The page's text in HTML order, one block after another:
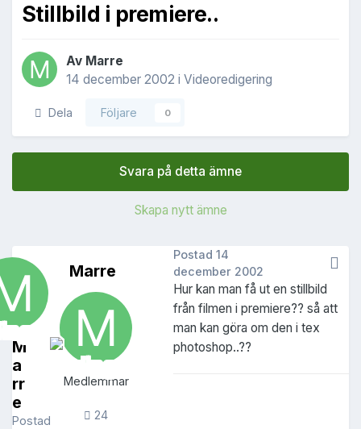
Stillbild i premiere..
Av Marre
14 december 2002 i Videoredigering
Dela Följare 0
Svara på detta ämne
Skapa nytt ämne
M
a
rr
e
Postad
Marre
Medlemmar
24
Postad 14
december 2002
Hur kan man få ut en stillbild
från filmen i premiere?? så att
man kan göra om den i tex
photoshop..??